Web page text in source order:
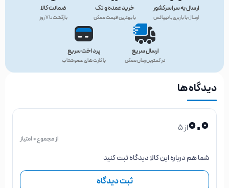
ارسال به سراسرکشور
ارسال با باربری یا تیپاکس
خرید عمده و تک
با بهترین قیمت ممکن
ضمانت کالا
بازگشت تا ۷ روز
ارسال سریع
در کمترین زمان ممکن
پرداخت سریع
با کارت های عضو شتاب
دیدگاه ها
0.0از 5
از مجموع 0 امتیاز
شما هم درباره این کالا دیدگاه ثبت کنید
ثبت دیدگاه